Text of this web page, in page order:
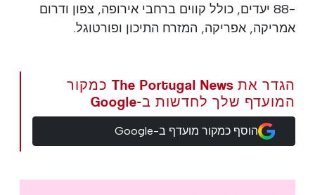
-88 יעדים, כולל קווים ברחבי אירופה, צפון ודרום
אמריקה, אפריקה, המזרח התיכון ופורטוגל.
הגדר את The Portugal News כמקור
המועדף שלך לחדשות ב-Google
הוסף כמקור מועדף ב-Google